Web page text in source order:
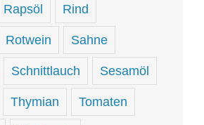
Rapsöl Rind
Rotwein Sahne
Schnittlauch Sesamöl
Thymian Tomaten